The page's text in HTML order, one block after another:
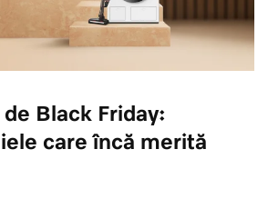
Black Friday:
care încă merită